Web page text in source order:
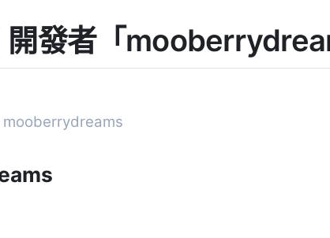
發者「
mooberrydreams